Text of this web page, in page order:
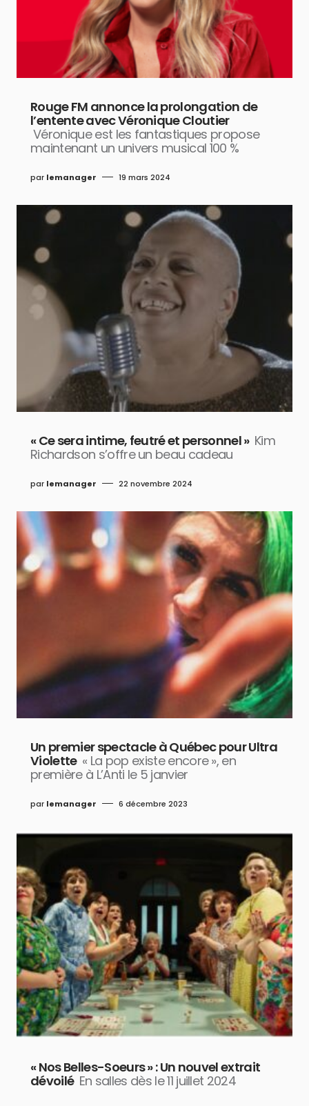
Rouge FM annonce la prolongation de
l’entente avec Véronique Cloutier
Véronique est les fantastiques propose
maintenant un univers musical 100 %
par lemanager 19 mars 2024
« Ce sera intime, feutré et personnel » Kim
Richardson s’offre un beau cadeau
par lemanager 22 novembre 2024
Un premier spectacle à Québec pour Ultra
Violette « La pop existe encore », en
première à L’Anti le 5 janvier
par lemanager 6 décembre 2023
« Nos Belles-Soeurs » : Un nouvel extrait
dévoilé En salles dès le 11 juillet 2024